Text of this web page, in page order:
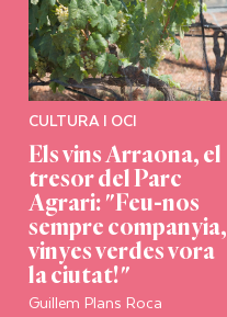
CULTURA I OCI
Els vins Arraona, el
tresor del Parc
Agrari: "Feu-nos
sempre companyia,
vinyes verdes vora
la ciutat!"
Guillem Plans Roca